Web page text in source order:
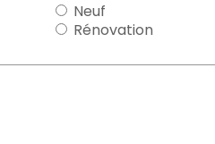
Neuf
Rénovation